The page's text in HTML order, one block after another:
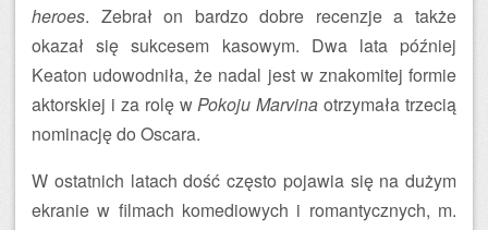
heroes. Zebrał on bardzo dobre recenzje a także
okazał się sukcesem kasowym. Dwa lata później
Keaton udowodniła, że nadal jest w znakomitej formie
aktorskiej i za rolę wPokoju Marvina otrzymała trzecią
nominację do Oscara.
W ostatnich latach dość często pojawia się na dużym
ekranie w filmach komediowych i romantycznych, m.